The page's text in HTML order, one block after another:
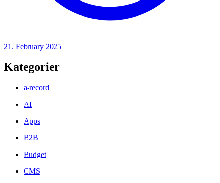
21. February 2025
Kategorier
a-record
AI
Apps
B2B
Budget
CMS